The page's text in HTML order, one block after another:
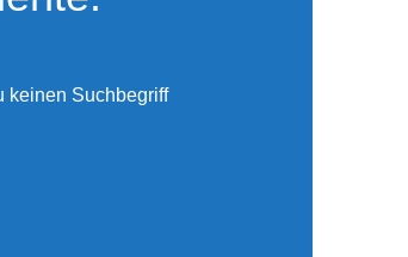
keinen Suchbegriff